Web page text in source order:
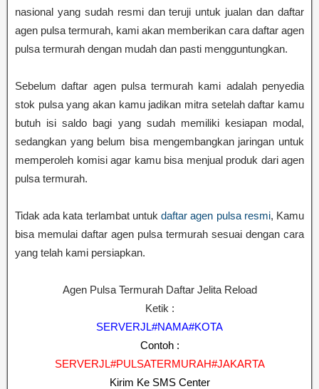
nasional yang sudah resmi dan teruji untuk jualan dan daftar
agen pulsa termurah, kami akan memberikan cara daftar agen
pulsa termurah dengan mudah dan pasti mengguntungkan.
Sebelum daftar agen pulsa termurah kami adalah penyedia
stok pulsa yang akan kamu jadikan mitra setelah daftar kamu
butuh isi saldo bagi yang sudah memiliki kesiapan modal,
sedangkan yang belum bisa mengembangkan jaringan untuk
memperoleh komisi agar kamu bisa menjual produk dari agen
pulsa termurah.
Tidak ada kata terlambat untukdaftar agen pulsa resmi, Kamu
bisa memulai daftar agen pulsa termurah sesuai dengan cara
yang telah kami persiapkan.
Agen Pulsa Termurah Daftar Jelita Reload
Ketik :
SERVERJL#NAMA#KOTA
Contoh :
SERVERJL#PULSATERMURAH#JAKARTA
Kirim Ke SMS Center